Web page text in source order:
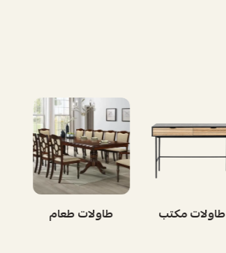
طاولات مكتب طاولات تليفزيون